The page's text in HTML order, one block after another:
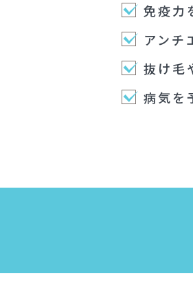
免疫力
アンチ
抜け毛
病気を